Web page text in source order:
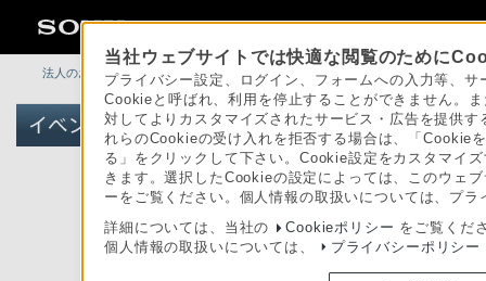
法人のお客様 > イベント・セミナー > イベント詳細
当社ウェブサイトでは快適な閲覧のために
プライバシー設定、ログイン、フォームへの入力等、
Cookieと呼ばれ、利用を停止することができません。
対してよりカスタマイズされたサービス・広告を提供
れらのCookieの受け入れを拒否する場合は、「Cookie
る」をクリックして下さい。Cookie設定をカスタマイ
きます。選択したCookieの設定によっては、このウェ
ーをご覧ください。個人情報の取扱いについては、プ
詳細については、当社の Cookieポリシー をご覧くだ
個人情報の取扱いについては、
プライバシーポリシー